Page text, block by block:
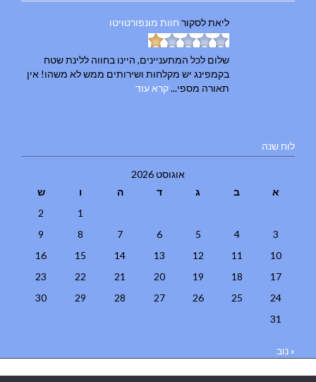
ליאתלסקור חוות מונפורטויטו
שלום לכל המתעניינים, היינו בחווה ללינת שטח
בקמפינג יש מקלחות ושירותים ממש לא משהו! אין
תאורה מספי...קרא עוד
לוח שנה
אוגוסט 2026
א
ב ג ד ה ו
ש
1
2
3
4
5
6
7
8
9
10
11
12
13
14
15
16
17
18
19
20
21
22
23
24
25
26
27
28
29
30
31
« נוב